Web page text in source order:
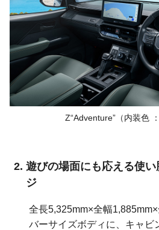
Z“Adventure”（内装色
遊びの場面にも応える使
ジ
全長5,325mm×全幅
バーサイズボディに、キャビ